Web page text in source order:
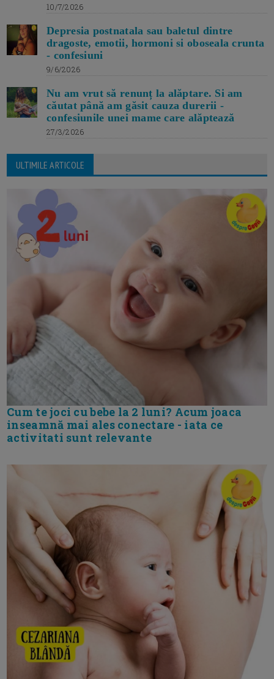
10/7/2026
Depresia postnatala sau baletul dintre
dragoste, emotii, hormoni si oboseala crunta
- confesiuni
9/6/2026
Nu am vrut să renunț la alăptare. Si am
căutat până am găsit cauza durerii -
confesiunile unei mame care alăptează
27/3/2026
ULTIMILE ARTICOLE
Cum te joci cu bebe la 2 luni? Acum joaca
inseamnă mai ales conectare - iata ce
activitati sunt relevante